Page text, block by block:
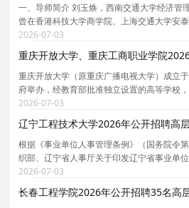
一、导师简介 刘玉焕，西南交通大学经济管
曾在香港科技大学商学院、上海交通大学安
作。主持国家自然科学资金、国家社科基金
目，近年来在《管理世界》、《管理科学学
2026-07-03
重庆开放大学（原重庆广播电视大学）成立
府举办，经教育部批准独立设置的高等学校
教育中心、重庆市社区教育服务指导中心。
学院，与重庆开放大学实行一套班子、两块
2026-07-03
辽宁工程技术大学2026年公开招聘高
根据《事业单位人事管理条例》（国务院令
织部、辽宁省人事厅关于印发辽宁省事业单
（辽人发[2007]1号）、《中共辽宁省委组织
部、人社部关于进一步规范事业单位公开招聘
2026-07-03
长春工程学院2026年公开招聘35名高